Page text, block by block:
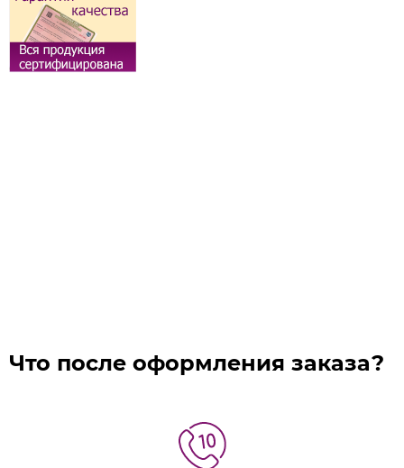
Что после оформления заказа?